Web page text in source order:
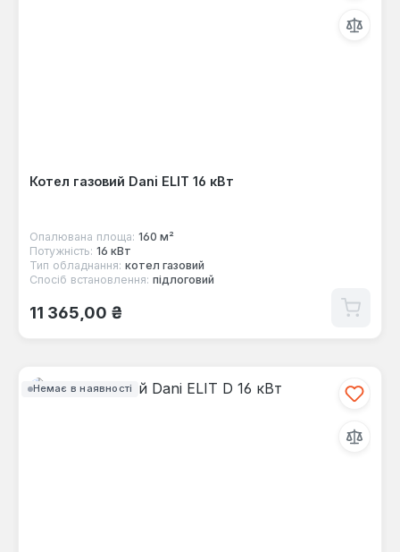
Котел газовий Dani ELIT 16 кВт
Опалювана площа: 160 м²
Потужність: 16 кВт
Тип обладнання: котел газовий
Спосіб встановлення: підлоговий
Звичайна ціна:
11 365,00 ₴
Немає в наявності